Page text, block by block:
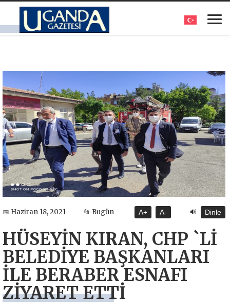
📅 Haziran 18, 2021 📂 Bugün A+ A- 🔊 Dinle
HÜSEYİN KIRAN, CHP `Lİ
BELEDİYE BAŞKANLARI
İLE BERABER ESNAFI
ZİYARET ETTİ